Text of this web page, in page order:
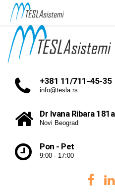
+381 11/711-45-35
info@tesla.rs
Dr Ivana Ribara 181a
Novi Beograd
Pon - Pet
9:00 - 17:00